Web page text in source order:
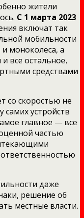
жители
С 1 марта 2023
включат так
мобильности
моноколеса, а
все остальное,
средствами
со скоростью не
самих устройств
главное — все
частью
даже
решение об
местные власти.